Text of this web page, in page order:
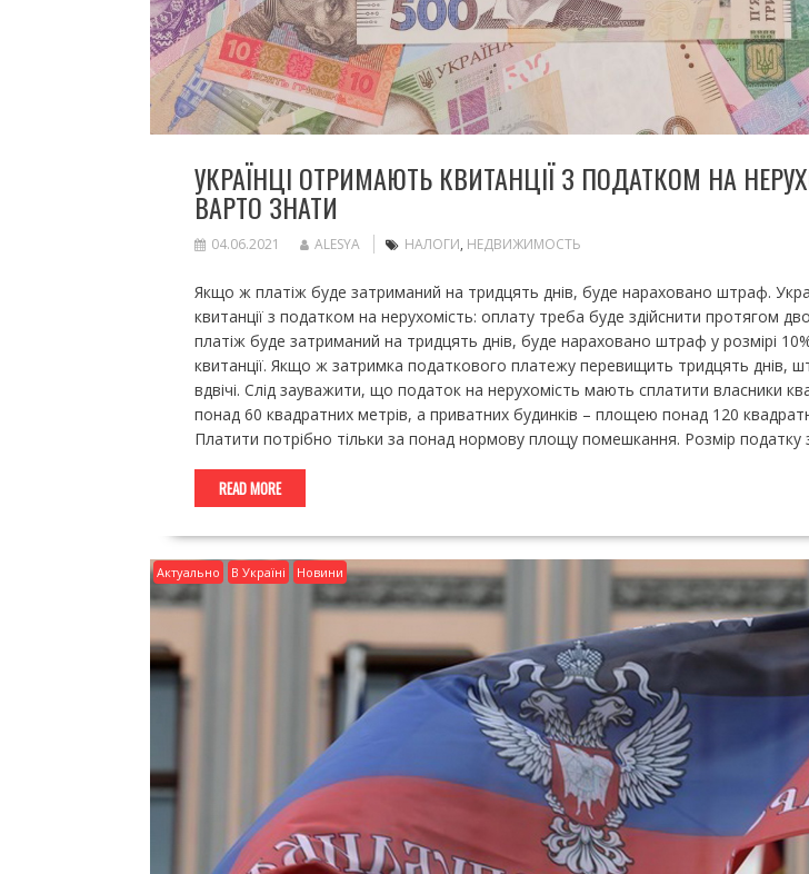
УКРАЇНЦІ ОТРИМАЮТЬ КВИТАНЦІЇ З ПОДАТКОМ НА
ВАРТО ЗНАТИ
04.06.2021 ALESYA НАЛОГИ, НЕДВИЖИМОСТЬ
Якщо ж платіж буде затриманий на тридцять днів, буде нараховано штраф.
квитанції з податком на нерухомість: оплату треба буде здійснити протягом
платіж буде затриманий на тридцять днів, буде нараховано штраф у розмірі
квитанції. Якщо ж затримка податкового платежу перевищить тридцять днів,
вдвічі. Слід зауважити, що податок на нерухомість мають сплатити власники
понад 60 квадратних метрів, а приватних будинків – площею понад 120
Платити потрібно тільки за понад нормову площу помешкання. Розмір податку
READ MORE
Актуально В Україні Новини